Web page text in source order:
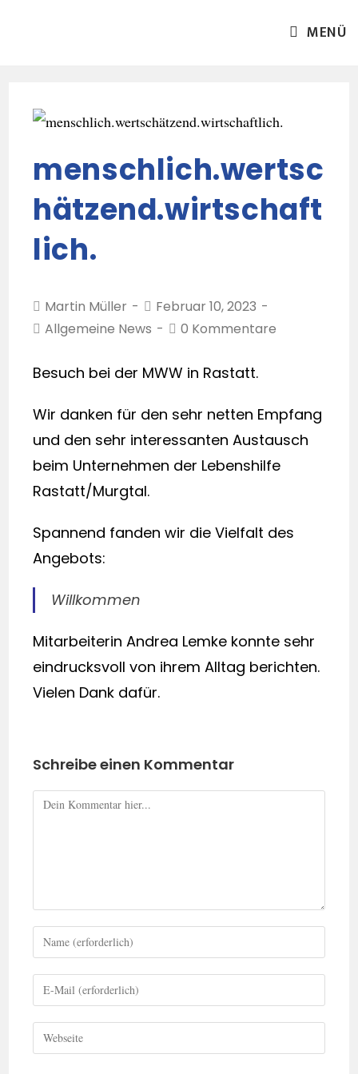
MENÜ
menschlich.wertsc
hätzend.wirtschaft
lich.
Martin Müller
Februar 10, 2023
Allgemeine News
0 Kommentare
Besuch bei der MWW in Rastatt.
Wir danken für den sehr netten Empfang
und den sehr interessanten Austausch
beim Unternehmen der Lebenshilfe
Rastatt/Murgtal.
Spannend fanden wir die Vielfalt des
Angebots:
Willkommen
Mitarbeiterin Andrea Lemke konnte sehr
eindrucksvoll von ihrem Alltag berichten.
Vielen Dank dafür.
Schreibe einen Kommentar